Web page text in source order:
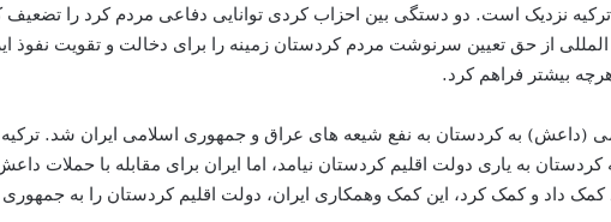
ترکیه نزدیک است. دو دستگی بین احزاب کردی توانایی دفاعی مردم کرد را
از حق تعیین سرنوشت مردم کردستان زمینه را برای دخالت و تقویت نفوذ
بیشتر فراهم کرد.
(داعش) به کردستان به نفع شیعه های عراق و جمهوری اسلامی ایران شد. ترکیه
به یاری دولت اقلیم کردستان نیامد، اما ایران برای مقابله با حملات
کمک داد و کمک کرد، این کمک وهمکاری ایران، دولت اقلیم کردستان را به جمهوری